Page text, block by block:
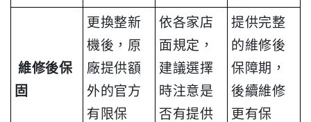
維修後保
固
更換整新
機後，原
廠提供額
外的官方
有限保
依各家店
面規定，
建議選擇
時注意是
否有提供
提供完整
的維修後
保障期，
後續維修
更有保